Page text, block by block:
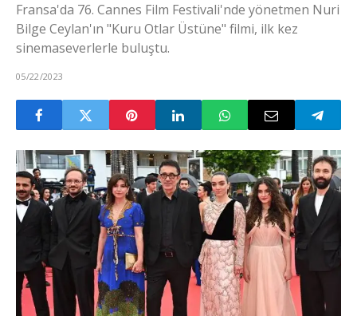
Fransa'da 76. Cannes Film Festivali'nde yönetmen Nuri
Bilge Ceylan'ın "Kuru Otlar Üstüne" filmi, ilk kez
sinemaseverlerle buluştu.
05/22/2023